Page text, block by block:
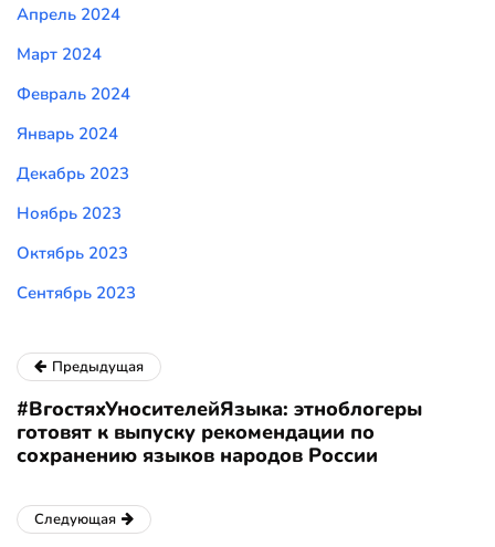
Апрель 2024
Март 2024
Февраль 2024
Январь 2024
Декабрь 2023
Ноябрь 2023
Октябрь 2023
Сентябрь 2023
Предыдущая
#ВгостяхУносителейЯзыка: этноблогеры
готовят к выпуску рекомендации по
сохранению языков народов России
Следующая